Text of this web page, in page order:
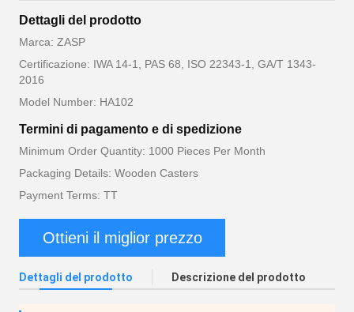
Dettagli del prodotto
Marca: ZASP
Certificazione: IWA 14-1, PAS 68, ISO 22343-1, GA/T 1343-
2016
Model Number: HA102
Termini di pagamento e di spedizione
Minimum Order Quantity: 1000 Pieces Per Month
Packaging Details: Wooden Casters
Payment Terms: TT
Ottieni il miglior prezzo
Dettagli del prodotto Descrizione del prodotto